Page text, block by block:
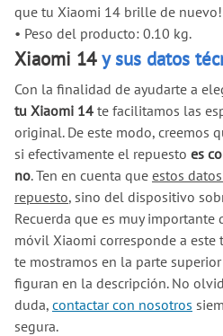
que tu Xiaomi 14 brille de nuevo!
• Peso del producto: 0.10 kg.
Xiaomi 14y sus datos
Con la finalidad de ayudarte a
tu Xiaomi 14 te facilitamos las
original. De este modo, creemos
si efectivamente el repuesto es
no. Ten en cuenta que estos
repuesto, sino del dispositivo
Recuerda que es muy importante
móvil Xiaomi corresponde a este
te mostramos en la parte
figuran en la descripción. No
duda, contactar con nosotros
segura.